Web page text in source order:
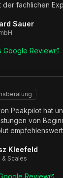
der fachlichen
Sauer
Google Review
Peakpilot hat
von
Kleefeld
& Scales
Review